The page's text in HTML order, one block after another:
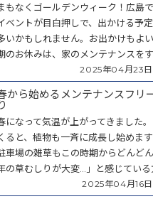
もなくゴールデンウィーク！広島
ベントが目白押しで、出かける予
いかもしれません。お出かけもよ
のお休みは、家のメンテナンスをす
2025年04月23日
から始めるメンテナンスフリ
になって気温が上がってきました
ると、植物も一斉に成長し始めま
車場の雑草もこの時期からどんど
の草むしりが大変…」と感じている
2025年04月16日